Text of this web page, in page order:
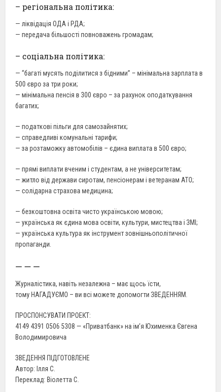
– регіональна політика:
— ліквідація ОДА і РДА;
— передача більшості повноважень громадам;
– соціальна політика:
— “багаті мусять поділитися з бідними” – мінімальна зарплата в
500 євро за три роки;
— мінімальна пенсія в 300 євро – за рахунок оподаткування
багатих;
— податкові пільги для самозайнятих;
— справедливі комунальні тарифи;
— за розтаможку автомобілів – єдина виплата в 500 євро;
— прямі виплати вченим і студентам, а не університетам;
— житло від держави сиротам, пенсіонерам і ветеранам АТО;
— солідарна страхова медицина;
— безкоштовна освіта чисто українською мовою;
— українська як єдина мова освіти, культури, мистецтва і ЗМІ;
— українська культура як інструмент зовнішньополітичної
пропаганди.
— — —
Журналістика, навіть незалежна – має щось їсти,
тому НАГАДУЄМО – ви всі можете допомогти ЗВЕДЕННЯМ.
ПРОСПОНСУВАТИ ПРОЕКТ:
4149 4391 0506 5308 — «Приватбанк» на ім’я Юхименка Євгена
Володимировича
ЗВЕДЕННЯ ПІДГОТОВЛЕНЕ
Автор: Ілля С.
Переклад: Віолетта С.